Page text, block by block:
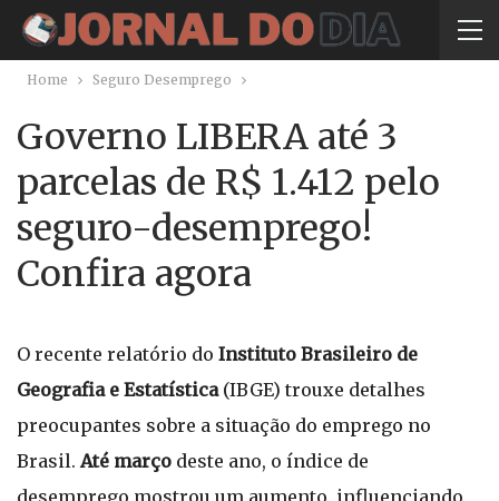
Home Seguro Desemprego
Governo LIBERA até 3
parcelas de R$ 1.412 pelo
seguro-desemprego!
Confira agora
O recente relatório do Instituto Brasileiro de
Geografia e Estatística(IBGE) trouxe detalhes
preocupantes sobre a situação do emprego no
Brasil.Até março deste ano, o índice de
desemprego mostrou um aumento, influenciando